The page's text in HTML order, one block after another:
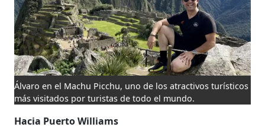
Álvaro en el Machu Picchu, uno de los atractivos turísticos
más visitados por turistas de todo el mundo.
Hacia Puerto Williams